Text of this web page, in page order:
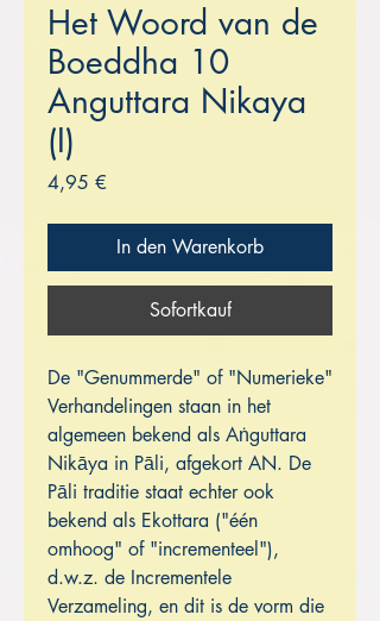
Het Woord van de
Boeddha 10
Anguttara Nikaya
(I)
4,95 €
In den Warenkorb
Sofortkauf
De "Genummerde" of "Numerieke"
Verhandelingen staan in het
algemeen bekend als Aṅguttara
Nikāya in Pāli, afgekort AN. De
Pāli traditie staat echter ook
bekend als Ekottara ("één
omhoog" of "incrementeel"),
d.w.z. de Incrementele
Verzameling, en dit is de vorm die